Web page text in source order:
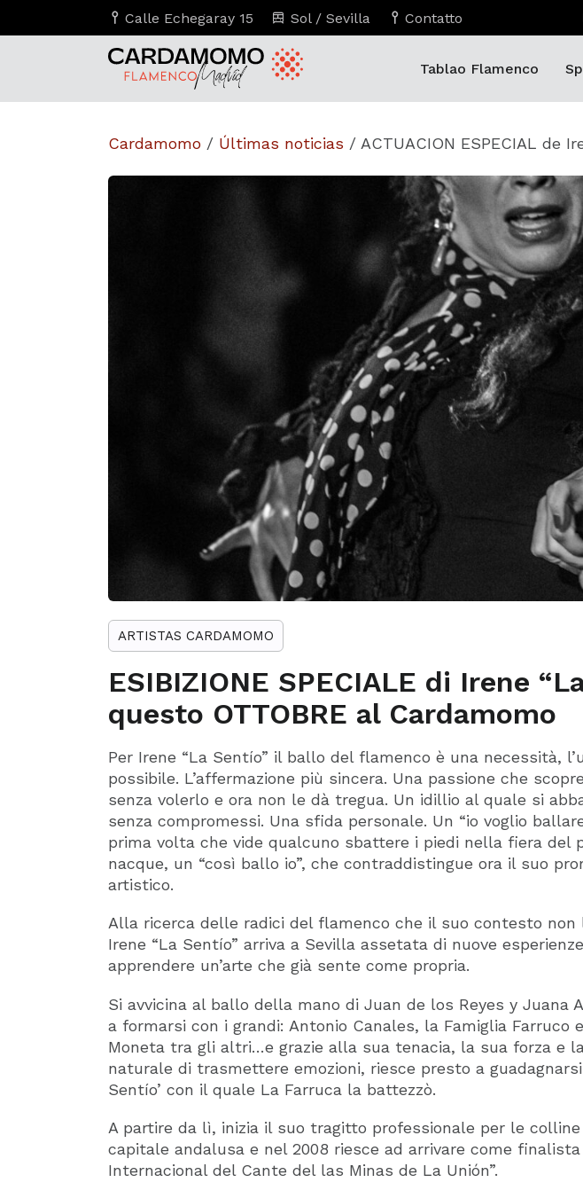
Calle Echegaray 15 Sol / Sevilla Contatto
Tablao Flamenco
Cardamomo / Últimas noticias / ACTUACION ESPECIAL de
ARTISTAS CARDAMOMO
ESIBIZIONE SPECIALE di Irene
questo OTTOBRE al Cardamomo
Per Irene “La Sentío” il ballo del flamenco è una necessità,
possibile. L’affermazione più sincera. Una passione che
senza volerlo e ora non le dà tregua. Un idillio al quale si
senza compromessi. Una sfida personale. Un “io voglio
prima volta che vide qualcuno sbattere i piedi nella fiera del
nacque, un “così ballo io”, che contraddistingue ora il suo
artistico.
Alla ricerca delle radici del flamenco che il suo contesto non
Irene “La Sentío” arriva a Sevilla assetata di nuove
apprendere un’arte che già sente come propria.
Si avvicina al ballo della mano di Juan de los Reyes y Juana
a formarsi con i grandi: Antonio Canales, la Famiglia Farruco
Moneta tra gli altri…e grazie alla sua tenacia, la sua forza e
naturale di trasmettere emozioni, riesce presto a guadagnarsi
Sentío’ con il quale La Farruca la battezzò.
A partire da lì, inizia il suo tragitto professionale per le
capitale andalusa e nel 2008 riesce ad arrivare come finalista
Internacional del Cante del las Minas de La Unión”.